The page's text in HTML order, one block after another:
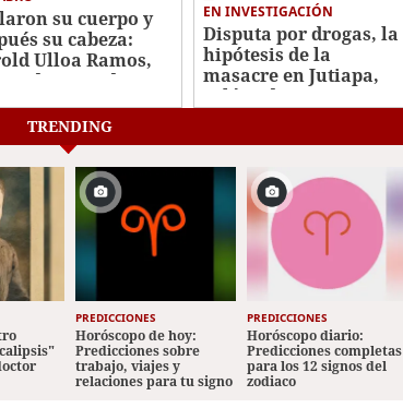
su cuerpo y
su cabeza:
Ulloa Ramos,
decapitado en
EN INVESTIGACIÓN
Disputa por drogas, la
hipótesis de la
masacre en Jutiapa,
Atlántida
TRENDING
PREDICCIONES
Horóscopo de hoy:
Predicciones sobre
trabajo, viajes y
relaciones para tu signo
PREDICCIONES
Horóscopo diario:
Predicciones completas
para los 12 signos del
zodiaco